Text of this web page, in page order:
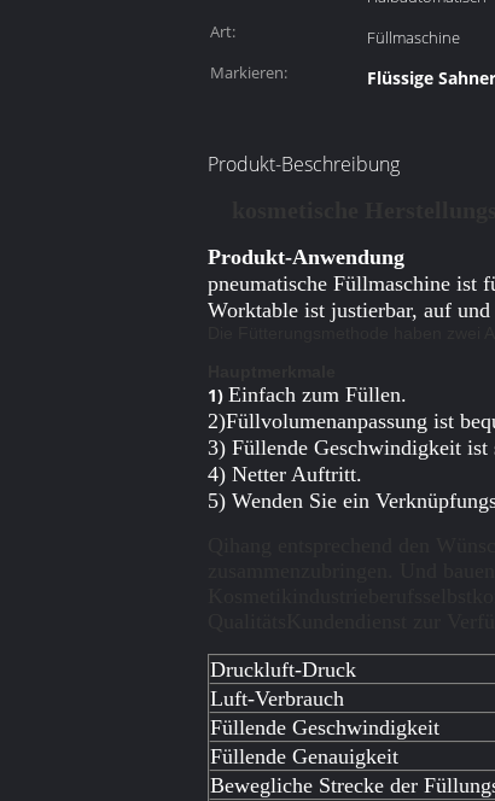
Art:
Füllmaschine
Markieren:
Flüssige
Produkt-Beschreibung
Produkt-Anwendung
pneumatische Füllmaschine ist
Worktable ist justierbar, auf und
1) Einfach zum Füllen.
2)Füllvolumenanpassung ist
3) Füllende Geschwindigkeit ist
4) Netter Auftritt.
5) Wenden Sie ein
Druckluft-Druck
Luft-Verbrauch
Füllende Geschwindigkeit
Füllende Genauigkeit
Bewegliche Strecke der